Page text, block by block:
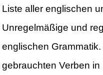
Liste aller englischen
Unregelmäßige und
englischen
gebrauchten Verben